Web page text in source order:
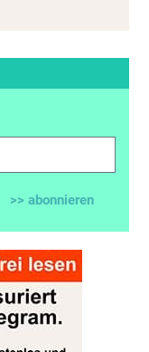
>> abonnieren